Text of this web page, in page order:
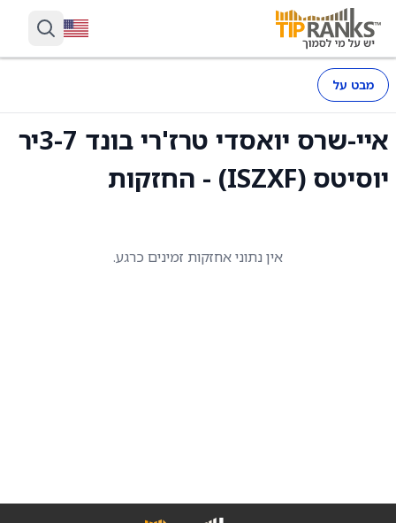
מבט על
איי-שרס יואסדי טרז'רי בונד 3-7יר
יוסיטס (ISZXF) - החזקות
אין נתוני אחזקות זמינים כרגע.